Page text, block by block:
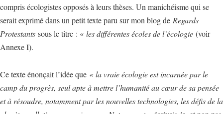
compris écologistes opposés à leurs thèses. Un manichéisme qui se
serait exprimé dans un petit texte paru sur mon blog de Regards
Protestants sous le titre : « les différentes écoles de l’écologie (voir
Annexe I).
Ce texte énonçait l’idée que « la vraie écologie est incarnée par le
camp du progrès, seul apte à mettre l’humanité au cœur de sa pensée
et à résoudre, notamment par les nouvelles technologies, les défis de la